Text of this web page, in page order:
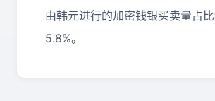
由韩元进行的加密钱银买卖量占
5.8%。